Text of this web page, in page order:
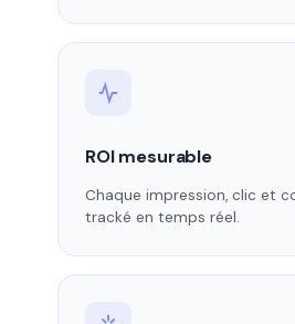
ROI mesurable
Chaque impression, clic et
tracké en temps réel.